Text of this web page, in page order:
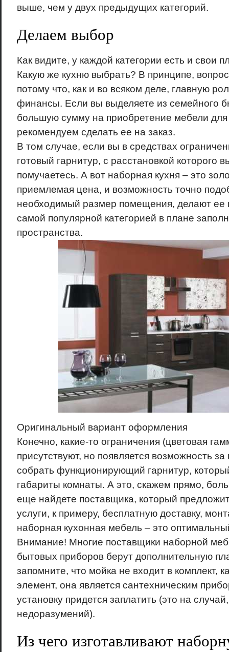
выше, чем у двух предыдущих категорий.
Делаем выбор
Как видите, у каждой категории есть и свои
Какую же кухню выбрать? В принципе,
потому что, как и во всяком деле, главную
финансы. Если вы выделяете из семейного
большую сумму на приобретение мебели для
рекомендуем сделать ее на заказ.
В том случае, если вы в средствах
готовый гарнитур, с расстановкой которого
помучаетесь. А вот наборная кухня – это
приемлемая цена, и возможность точно
необходимый размер помещения, делают ее
самой популярной категорией в плане
пространства.
Оригинальный вариант оформления
Конечно, какие-то ограничения (цветовая
присутствуют, но появляется возможность
собрать функционирующий гарнитур,
габариты комнаты. А это, скажем прямо,
еще найдете поставщика, который
услуги, к примеру, бесплатную доставку,
наборная кухонная мебель – это
Внимание! Многие поставщики наборной
бытовых приборов берут дополнительную
запомните, что мойка не входит в комплект,
элемент, она является сантехническим
установку придется заплатить (это на
недоразумений).
Из чего изготавливают